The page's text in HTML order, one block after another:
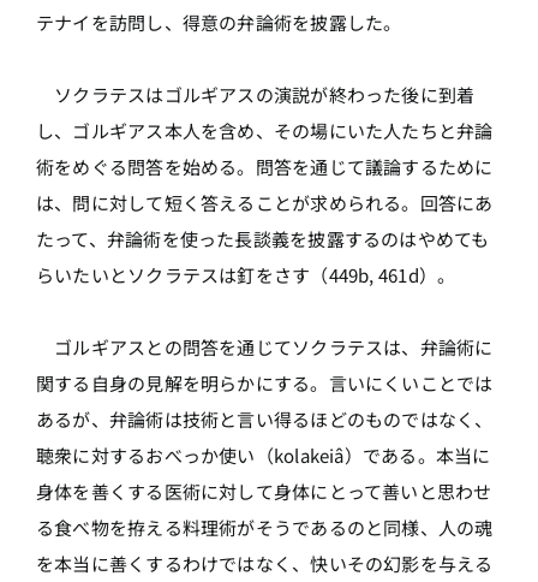
テナイを訪問し、得意の弁論術を披露した。
ソクラテスはゴルギアスの演説が終わった後に到着
し、ゴルギアス本人を含め、その場にいた人たちと弁論
術をめぐる問答を始める。問答を通じて議論するために
は、問に対して短く答えることが求められる。回答にあ
たって、弁論術を使った長談義を披露するのはやめても
らいたいとソクラテスは釘をさす（449b, 461d）。
ゴルギアスとの問答を通じてソクラテスは、弁論術に
関する自身の見解を明らかにする。言いにくいことでは
あるが、弁論術は技術と言い得るほどのものではなく、
聴衆に対するおべっか使い（kolakeiâ）である。本当に
身体を善くする医術に対して身体にとって善いと思わせ
る食べ物を拵える料理術がそうであるのと同様、人の魂
を本当に善くするわけではなく、快いその幻影を与える